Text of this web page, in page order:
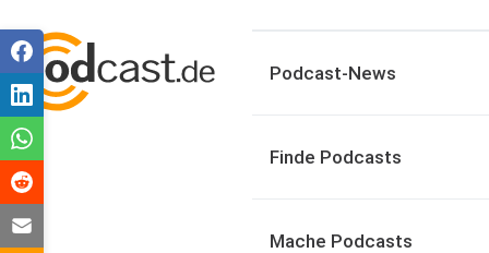
Podcast-News
Finde Podcasts
Mache Podcasts